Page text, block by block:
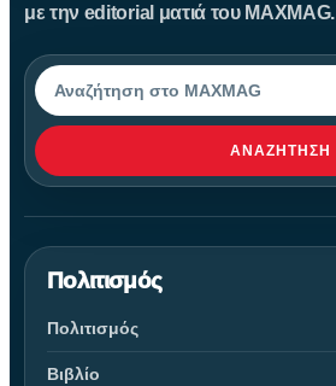
με την editorial ματιά του MAXMAG.
Αναζήτηση
ΑΝΑΖΉΤΗΣΗ
Πολιτισμός
Πολιτισμός
Βιβλίο